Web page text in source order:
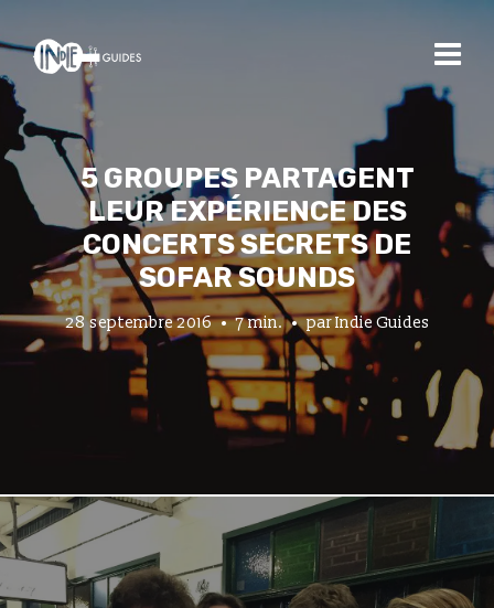
5 GROUPES PARTAGENT
LEUR EXPÉRIENCE DES
CONCERTS SECRETS DE
SOFAR SOUNDS
28 septembre 2016 7 min. parIndie Guides